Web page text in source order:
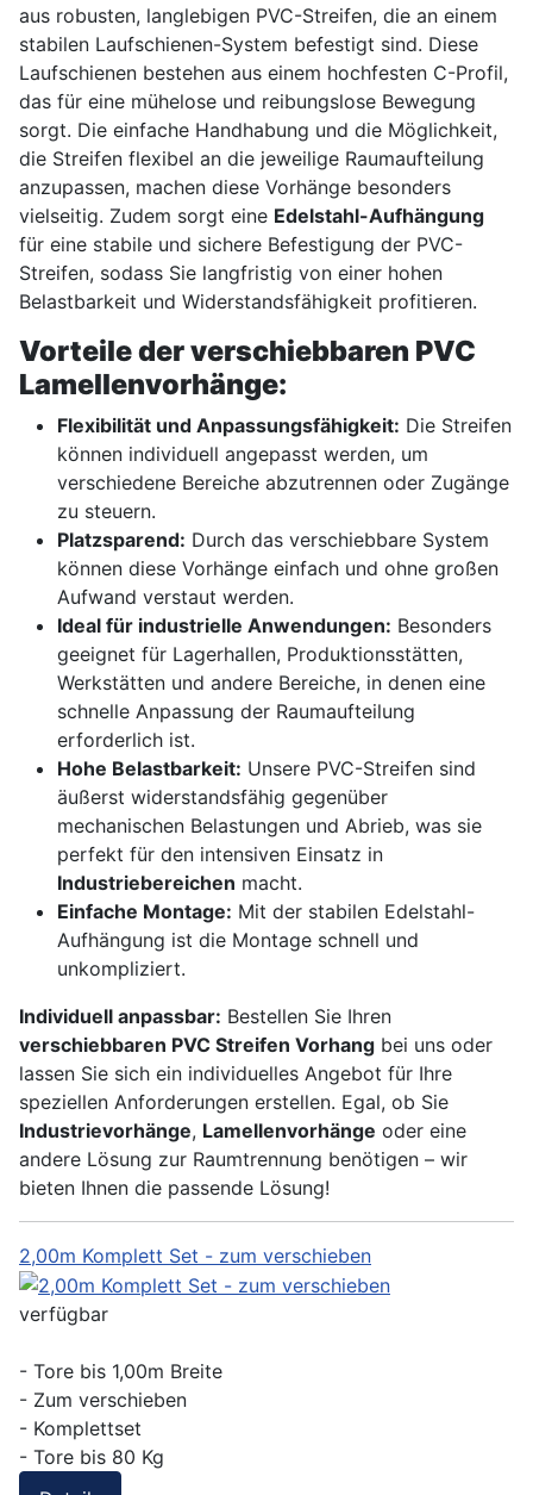
aus robusten, langlebigen PVC-Streifen, die an einem
stabilen Laufschienen-System befestigt sind. Diese
Laufschienen bestehen aus einem hochfesten C-Profil,
das für eine mühelose und reibungslose Bewegung
sorgt. Die einfache Handhabung und die Möglichkeit,
die Streifen flexibel an die jeweilige Raumaufteilung
anzupassen, machen diese Vorhänge besonders
vielseitig. Zudem sorgt eine Edelstahl-Aufhängung
für eine stabile und sichere Befestigung der PVC-
Streifen, sodass Sie langfristig von einer hohen
Belastbarkeit und Widerstandsfähigkeit profitieren.
Vorteile der verschiebbaren PVC
Lamellenvorhänge:
Flexibilität und Anpassungsfähigkeit: Die Streifen
können individuell angepasst werden, um
verschiedene Bereiche abzutrennen oder Zugänge
zu steuern.
Platzsparend: Durch das verschiebbare System
können diese Vorhänge einfach und ohne großen
Aufwand verstaut werden.
Ideal für industrielle Anwendungen: Besonders
geeignet für Lagerhallen, Produktionsstätten,
Werkstätten und andere Bereiche, in denen eine
schnelle Anpassung der Raumaufteilung
erforderlich ist.
Hohe Belastbarkeit: Unsere PVC-Streifen sind
äußerst widerstandsfähig gegenüber
mechanischen Belastungen und Abrieb, was sie
perfekt für den intensiven Einsatz in
Industriebereichen macht.
Einfache Montage: Mit der stabilen Edelstahl-
Aufhängung ist die Montage schnell und
unkompliziert.
Individuell anpassbar: Bestellen Sie Ihren
verschiebbaren PVC Streifen Vorhang bei uns oder
lassen Sie sich ein individuelles Angebot für Ihre
speziellen Anforderungen erstellen. Egal, ob Sie
Industrievorhänge, Lamellenvorhänge oder eine
andere Lösung zur Raumtrennung benötigen – wir
bieten Ihnen die passende Lösung!
2,00m Komplett Set - zum verschieben
verfügbar
- Tore bis 1,00m Breite
- Zum verschieben
- Komplettset
- Tore bis 80 Kg